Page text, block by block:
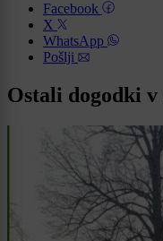
Facebook
X
WhatsApp
Pošlji
Ostali dogodki